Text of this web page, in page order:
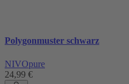
Polygonmuster schwarz
NIVOpure
24,99 €